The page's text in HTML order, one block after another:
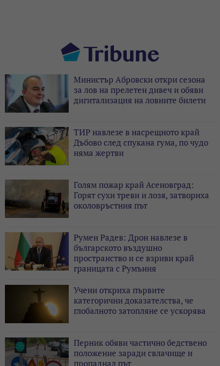
Министър Абровски откри сезона
за лов на прелетен дивеч и обяви
дигитализация на ловните билети
ТИР навлезе в насрещното край
Дъбово след спукана гума, по чудо
няма жертви
Голям пожар край Асеновград:
Горят сухи треви и лозя, затвориха
околовръстния път
Румен Радев: Дрон навлезе в
българското въздушно
пространство и се взриви край
границата с Румъния
Учени откриха първите
категорични доказателства, че
глобалното затопляне се ускорява
Перник обяви частично бедствено
положение заради свлачище и
пропаднал път